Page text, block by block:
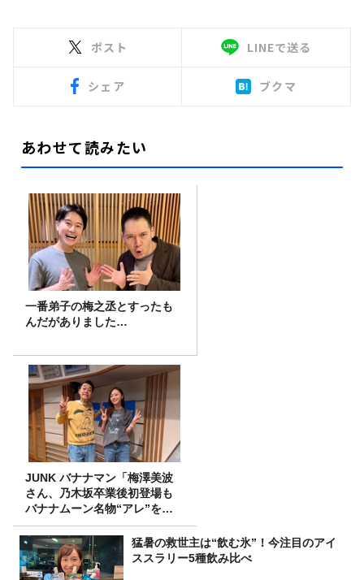
ポスト LINEで送る
シェア ブクマ
あわせて読みたい
一番弟子の梅之丞とすったも
んだがありました…
JUNK バナナマン「梅澤美波
さん、乃木坂卒業後初登場も
バナナムーン名物“アレ”を喰
らう」
猛暑の救世主は“飲む氷”！今注目のアイ
ススラリー5種飲み比べ